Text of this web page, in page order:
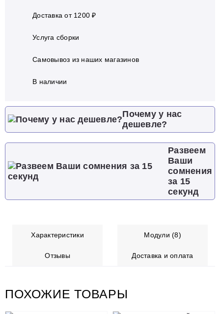
Доставка от 1200 ₽
Услуга сборки
Самовывоз из наших магазинов
В наличии
Почему у нас
дешевле?
Развеем
Ваши
сомнения
за 15
секунд
Характеристики Модули (8)
Отзывы Доставка и оплата
ПОХОЖИЕ ТОВАРЫ